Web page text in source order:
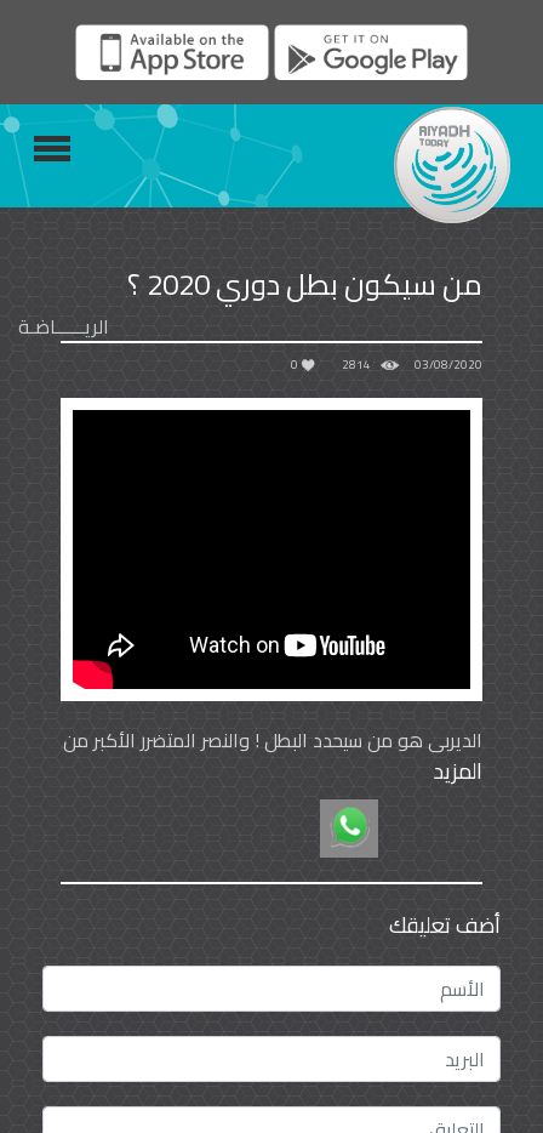
من سيكون بطل دوري 2020 ؟
الريــــــاضـة
03/08/2020
2814
0
الديربي هو من سيحدد البطل ! والنصر المتضرر الأكبر من
الخسارة
المزيد
أضف تعليقك